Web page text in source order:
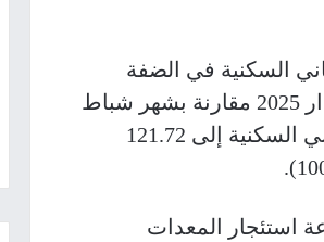
السكنية في الضفة
الغربية سجلت انخفاضاً طفيفاً مقداره 0.09% خلال شهر آذار 2025 مقارنة بشهر شباط
2025، إذ انخفض الرقم القياسي لأسعار تكاليف البناء للمباني السكنية إلى 121.72
استئجار المعدات